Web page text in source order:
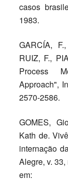
casos
1983.
GARCÍA,
RUIZ, F.,
Process
Approach",
2570-2586.
GOMES,
Kath de.
internação
Alegre, v.